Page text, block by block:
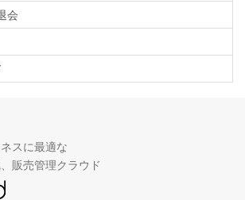
会
スに最適な
販売管理クラウド